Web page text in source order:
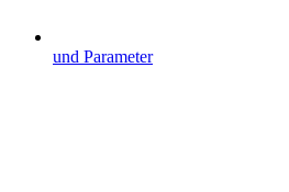
und Parameter